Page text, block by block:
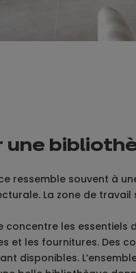
une
ressemble souvent à
La zone de
les
et les fournitures. Des
disponibles.